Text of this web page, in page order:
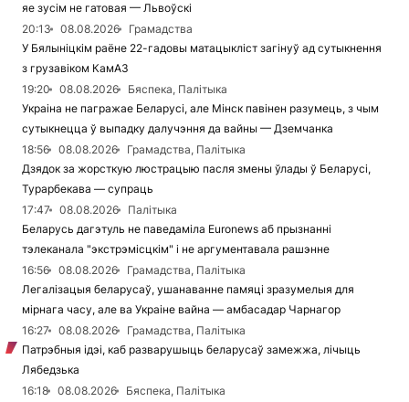
яе зусім не гатовая — Львоўскі
20:13
08.08.2026
Грамадства
У Бялыніцкім раёне 22-гадовы матацыкліст загінуў ад сутыкнення
з грузавіком КамАЗ
19:20
08.08.2026
Бяспека, Палітыка
Украіна не пагражае Беларусі, але Мінск павінен разумець, з чым
сутыкнецца ў выпадку далучэння да вайны — Дземчанка
18:56
08.08.2026
Грамадства, Палітыка
Дзядок за жорсткую люстрацыю пасля змены ўлады ў Беларусі,
Турарбекава — супраць
17:47
08.08.2026
Палітыка
Беларусь дагэтуль не паведаміла Euronews аб прызнанні
тэлеканала "экстрэмісцкім" і не аргументавала рашэнне
16:56
08.08.2026
Грамадства, Палітыка
Легалізацыя беларусаў, ушанаванне памяці зразумелыя для
мірнага часу, але ва Украіне вайна — амбасадар Чарнагор
16:27
08.08.2026
Грамадства, Палітыка
Патрэбныя ідэі, каб разварушыць беларусаў замежжа, лічыць
Лябедзька
16:18
08.08.2026
Бяспека, Палітыка